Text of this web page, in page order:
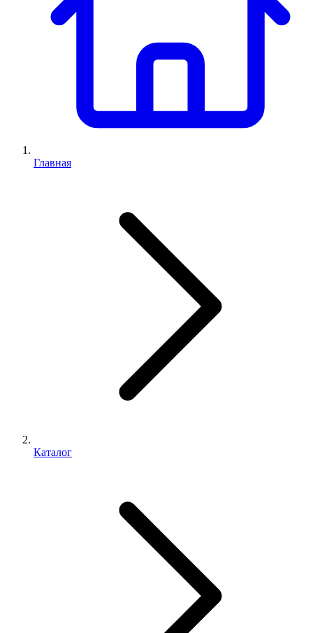
Главная
Каталог